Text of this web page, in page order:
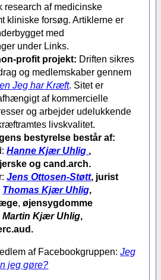
research af medicinske
kliniske forsøg. Artiklerne er
med
under Links.
profit projekt: Driften sikres
og medlemskaber gennem
Jeg har Kræft. Sitet er
af kommercielle
og arbejder udelukkende
livskvalitet.
bestyrelse består af:
Hanne Kjær Uhlig ,
og cand.arch.
Jens Ottosen-Støtt, jurist
Thomas Kjær Uhlig,
,øjensygdomme
Martin Kjær Uhlig,
af Facebookgruppen:Jeg
jeg gøre?